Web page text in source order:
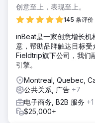
创意至上，表现至上。
145 条评价
inBeat是一家创意增长机
意，帮助品牌触达目标
Fieldtrip旗下公司，我们
引擎。
Montreal, Quebec,
公共关系, 广告 +7
电子商务, B2B 服务 +1
$25,000+